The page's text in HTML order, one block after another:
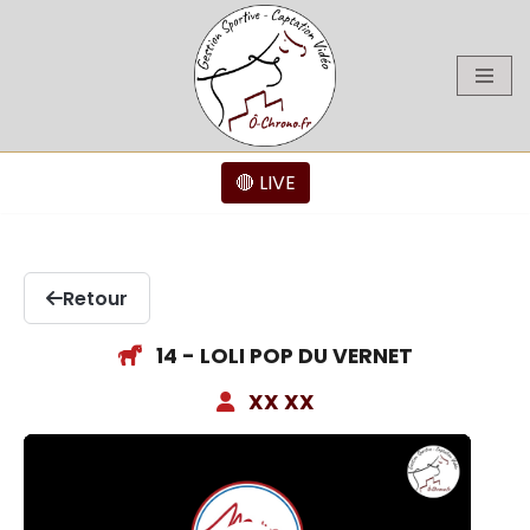
🔴 LIVE
Retour
14 - LOLI POP DU VERNET
XX XX